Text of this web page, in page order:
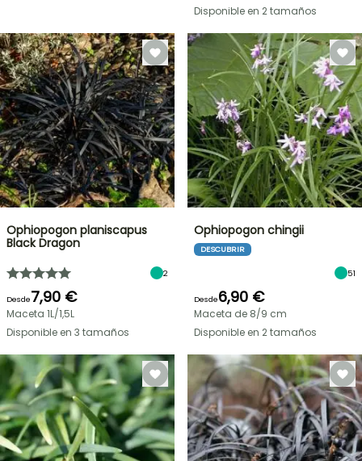
OFERTA
RELÁMPAGO
¡HASTA
UN
30
%
Disponible en 2 tamaños
Ophiopogon planiscapus
Black Dragon
2
Desde7,90 €
Maceta 1L/1,5L
Disponible en 3 tamaños
Ophiopogon chingii
DESCUBRIR
51
Desde6,90 €
Maceta de 8/9 cm
Disponible en 2 tamaños